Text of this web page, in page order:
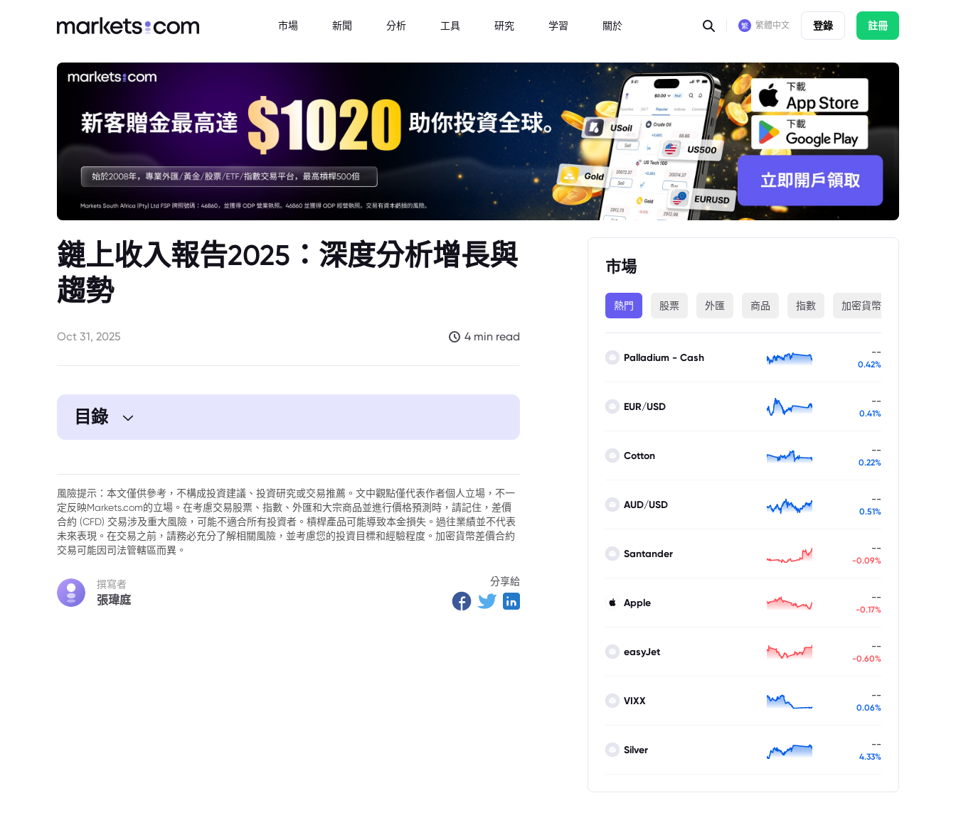
市場 新聞 分析 工具 研究 学習 關於 繁體中文 登錄 註冊
鏈上收入報告2025：深度分析增長與
趨勢
Oct 31, 2025 4 min read
目錄
風險提示：本文僅供參考，不構成投資建議、投資研究或交易推薦。文中觀點僅代表作者個人立場，不一
定反映Markets.com的立場。在考慮交易股票、指數、外匯和大宗商品並進行價格預測時，請記住，差價
合約 (CFD) 交易涉及重大風險，可能不適合所有投資者。槓桿產品可能導致本金損失。過往業績並不代表
未來表現。在交易之前，請務必充分了解相關風險，並考慮您的投資目標和經驗程度。加密貨幣差價合約
交易可能因司法管轄區而異。
撰寫者
張瑋庭
分享給
市場
熱門 股票 外匯 商品 指數 加密貨幣
Palladium - Cash --
0.42%
EUR/USD --
0.41%
Cotton --
0.22%
AUD/USD --
0.51%
Santander --
-0.09%
Apple --
-0.17%
easyJet --
-0.60%
VIXX --
0.06%
Silver --
4.33%